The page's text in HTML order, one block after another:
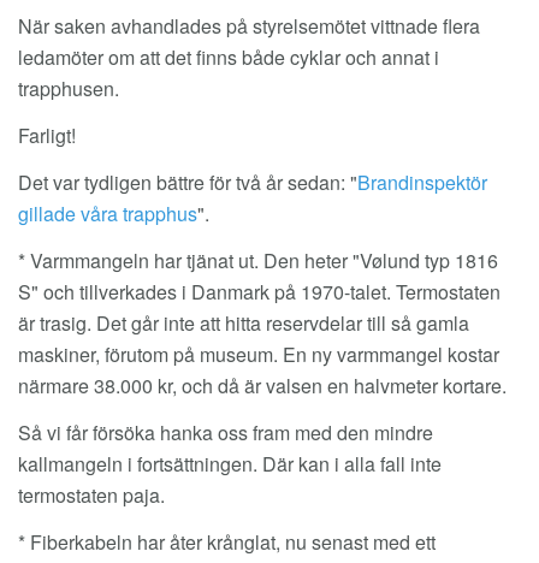
När saken avhandlades på styrelsemötet vittnade flera
ledamöter om att det finns både cyklar och annat i
trapphusen.
Farligt!
Det var tydligen bättre för två år sedan: "Brandinspektör
gillade våra trapphus".
* Varmmangeln har tjänat ut. Den heter "Vølund typ 1816
S" och tillverkades i Danmark på 1970-talet. Termostaten
är trasig. Det går inte att hitta reservdelar till så gamla
maskiner, förutom på museum. En ny varmmangel kostar
närmare 38.000 kr, och då är valsen en halvmeter kortare.
Så vi får försöka hanka oss fram med den mindre
kallmangeln i fortsättningen. Där kan i alla fall inte
termostaten paja.
* Fiberkabeln har åter krånglat, nu senast med ett